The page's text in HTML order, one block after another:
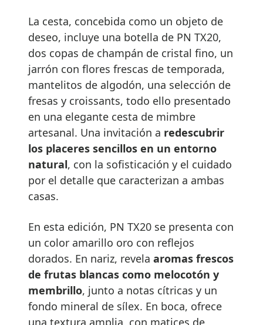
La cesta, concebida como un objeto de
deseo, incluye una botella de PN TX20,
dos copas de champán de cristal fino, un
jarrón con flores frescas de temporada,
mantelitos de algodón, una selección de
fresas y croissants, todo ello presentado
en una elegante cesta de mimbre
artesanal. Una invitación a redescubrir
los placeres sencillos en un entorno
natural, con la sofisticación y el cuidado
por el detalle que caracterizan a ambas
casas.
En esta edición, PN TX20 se presenta con
un color amarillo oro con reflejos
dorados. En nariz, revela aromas frescos
de frutas blancas como melocotón y
membrillo, junto a notas cítricas y un
fondo mineral de sílex. En boca, ofrece
una textura amplia, con matices de